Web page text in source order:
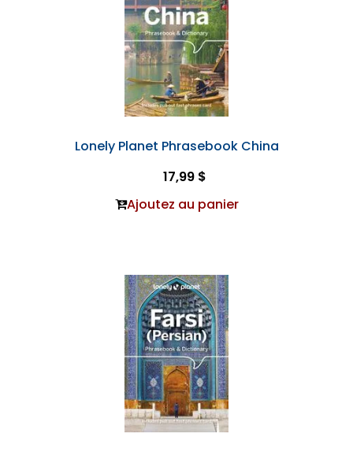
Lonely Planet Phrasebook China
17,99 $
Ajoutez au panier